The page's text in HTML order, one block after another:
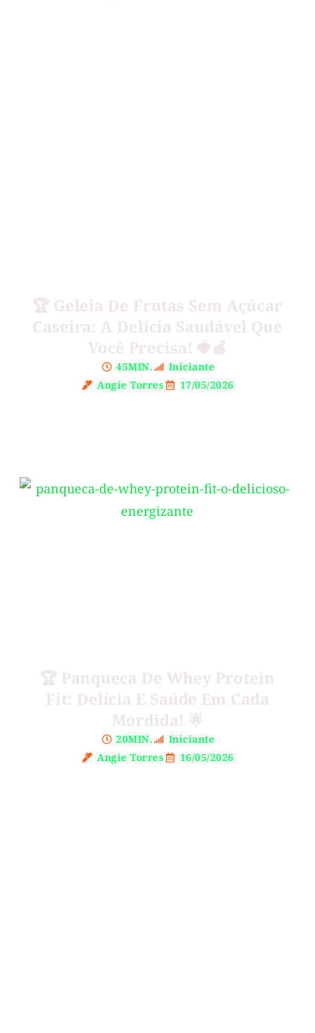
🏆 Geleia De Frutas Sem Açúcar
Caseira: A Delícia Saudável Que
Você Precisa! 🍓🍏
45MIN.
Iniciante
Angie Torres
17/05/2026
🏆 Panqueca De Whey Protein
Fit: Delícia E Saúde Em Cada
Mordida! 🌟
20MIN.
Iniciante
Angie Torres
16/05/2026